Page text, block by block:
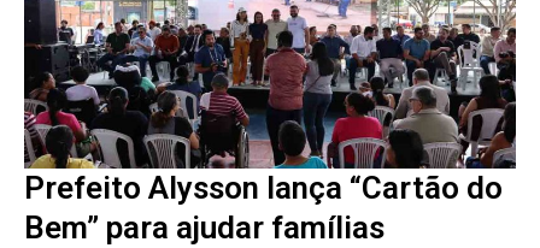
Prefeito Alysson lança “Cartão do
Bem” para ajudar famílias